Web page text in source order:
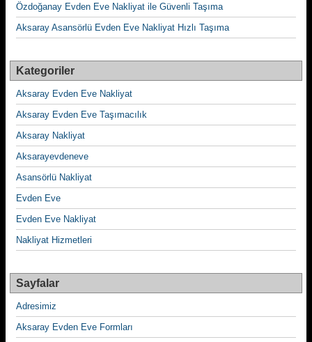
Özdoğanay Evden Eve Nakliyat ile Güvenli Taşıma
Aksaray Asansörlü Evden Eve Nakliyat Hızlı Taşıma
Kategoriler
Aksaray Evden Eve Nakliyat
Aksaray Evden Eve Taşımacılık
Aksaray Nakliyat
Aksarayevdeneve
Asansörlü Nakliyat
Evden Eve
Evden Eve Nakliyat
Nakliyat Hizmetleri
Sayfalar
Adresimiz
Aksaray Evden Eve Formları